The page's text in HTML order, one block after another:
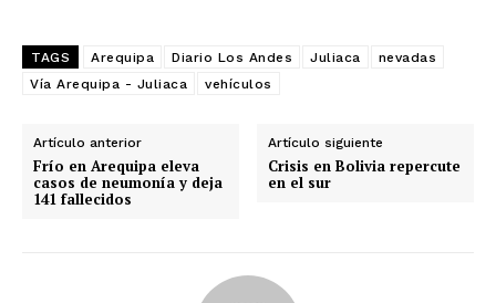
TAGS Arequipa Diario Los Andes Juliaca
nevadas
Vía Arequipa - Juliaca
vehículos
Artículo anterior
Frío en Arequipa eleva
casos de neumonía y deja
141 fallecidos
Artículo siguiente
Crisis en Bolivia repercute
en el sur